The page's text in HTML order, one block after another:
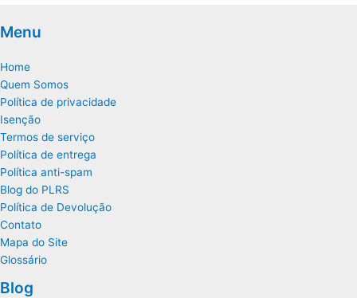
Menu
Home
Quem Somos
Política de privacidade
Isenção
Termos de serviço
Política de entrega
Política anti-spam
Blog do PLRS
Política de Devolução
Contato
Mapa do Site
Glossário
Blog